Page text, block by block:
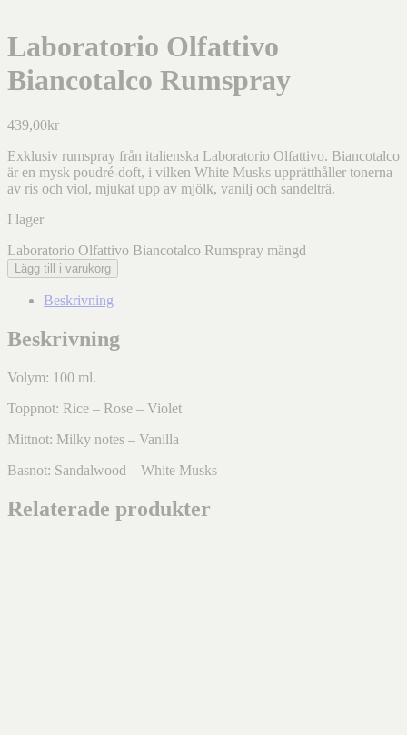
Laboratorio Olfattivo
Biancotalco Rumspray
439,00kr
Exklusiv rumspray från italienska Laboratorio Olfattivo. Biancotalco
är en mysk poudré-doft, i vilken White Musks upprätthåller tonerna
av ris och viol, mjukat upp av mjölk, vanilj och sandelträ.
I lager
Laboratorio Olfattivo Biancotalco Rumspray mängd
Lägg till i varukorg
Beskrivning
Beskrivning
Volym: 100 ml.
Toppnot: Rice – Rose – Violet
Mittnot: Milky notes – Vanilla
Basnot: Sandalwood – White Musks
Relaterade produkter